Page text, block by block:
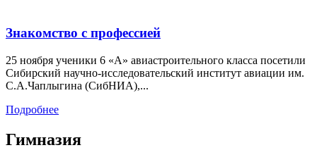
Знакомство с профессией
25 ноября ученики 6 «А» авиастроительного класса посетили
Сибирский научно-исследовательский институт авиации им.
С.А.Чаплыгина (СибНИА),...
Подробнее
Гимназия